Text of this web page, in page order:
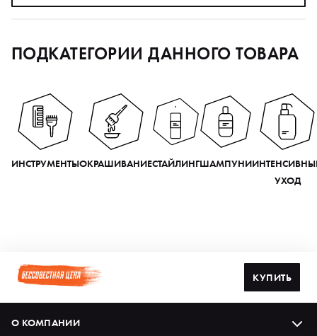
ПОДКАТЕГОРИИ ДАННОГО ТОВАРА
ИНСТРУМЕНТЫОКРАШИВАНИЕСТАЙЛИНГШАМПУНИ
УХОД
КУПИТЬ
О КОМПАНИИ